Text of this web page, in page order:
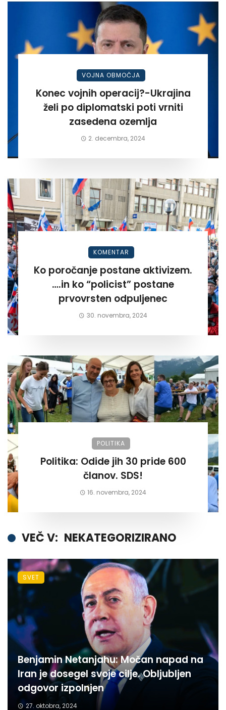
VOJNA OBMOČJA
Konec vojnih operacij?-Ukrajina
želi po diplomatski poti vrniti
zasedena ozemlja
2. decembra, 2024
KOMENTAR
Ko poročanje postane aktivizem.
….in ko “policist” postane
prvovrsten odpuljenec
30. novembra, 2024
POLITIKA
Politika: Odide jih 30 pride 600
članov. SDS!
16. novembra, 2024
VEČ V: NEKATEGORIZIRANO
Benjamin Netanjahu: Močan napad na
Iran je dosegel svoje cilje. Obljubljen
odgovor izpolnjen
27. oktobra, 2024
SVET